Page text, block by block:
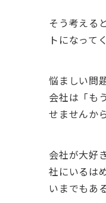
そう考える
トになって
悩ましい問
会社は「も
せませんか
会社が大好
社にいるは
いまでもあ